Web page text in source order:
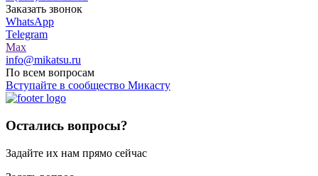
Заказать звонок
WhatsApp
Telegram
Max
info@mikatsu.ru
По всем вопросам
Вступайте в сообщество Микасту
Остались вопросы?
Задайте их нам прямо сейчас